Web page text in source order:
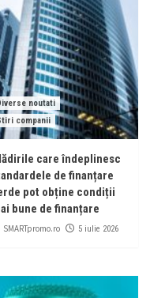
noutati
companii
care îndeplinesc
de finanțare
pot obține condiții
bune de finanțare
SMARTpromo.ro 5 iulie 2026